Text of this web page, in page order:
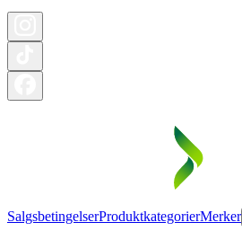
SalgsbetingelserProduktkategorierMerker